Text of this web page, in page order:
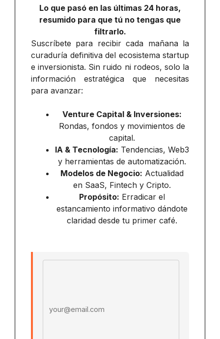
Lo que pasó en las últimas 24 horas,
resumido para que tú no tengas que
filtrarlo.
Suscríbete para recibir cada mañana la
curaduría definitiva del ecosistema startup
e inversionista. Sin ruido ni rodeos, solo la
información estratégica que necesitas
para avanzar:
Venture Capital & Inversiones:
Rondas, fondos y movimientos de
capital.
IA & Tecnología: Tendencias, Web3
y herramientas de automatización.
Modelos de Negocio: Actualidad
en SaaS, Fintech y Cripto.
Propósito: Erradicar el
estancamiento informativo dándote
claridad desde tu primer café.